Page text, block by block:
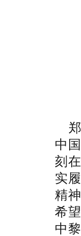
中
刻
实
精
希
中